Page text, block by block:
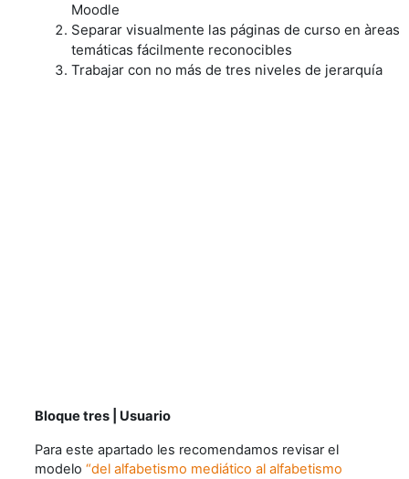
Moodle
Separar visualmente las páginas de curso en àreas
temáticas fácilmente reconocibles
Trabajar con no más de tres niveles de jerarquía
Bloque tres | Usuario
Para este apartado les recomendamos revisar el
modelo “del alfabetismo mediático al alfabetismo